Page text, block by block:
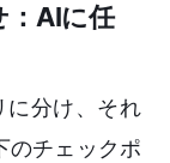
：AIに任
に分け、それ
のチェックポ